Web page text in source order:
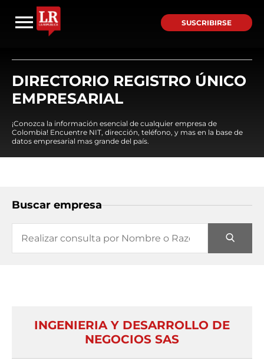
SUSCRIBIRSE
DIRECTORIO REGISTRO ÚNICO
EMPRESARIAL
¡Conozca la información esencial de cualquier empresa de
Colombia! Encuentre NIT, dirección, teléfono, y mas en la base de
datos empresarial mas grande del país.
Buscar empresa
INGENIERIA Y DESARROLLO DE
NEGOCIOS SAS